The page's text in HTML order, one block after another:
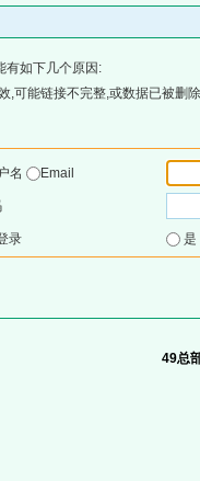
有如下几个原因:
,可能链接不完整,或数据已被删
名
Email
录
49总